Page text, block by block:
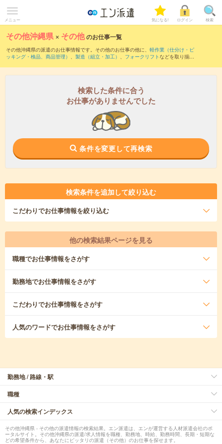
メニュー 気になる! ログイン 検索
その他沖縄県 × その他のお仕事一覧
その他沖縄県の派遣のお仕事情報です。その他のお仕事の他に、 軽作業（仕分け・ピ
ッキング・検品、商品管理） 、 製造（組立・加工） 、 フォークリフトなどを取り揃え
検索した条件に合う
お仕事がありませんでした
条件を変更して再検索
検索条件を追加して絞り込む
こだわりでお仕事情報を絞り込む
他の検索結果ページを見る
職種でお仕事情報をさがす
勤務地でお仕事情報をさがす
こだわりでお仕事情報をさがす
人気のワードでお仕事情報をさがす
勤務地 / 路線・駅
職種
人気の検索インデックス
その他沖縄県 - その他の派遣情報の検索結果。エン派遣は、エンが運営する人材派遣会社のポ
ータルサイト。その他沖縄県の派遣/求人情報を職種、勤務地、時給、勤務時間、長期・短期な
どの希望条件から、あなたにピッタリの派遣（その他）のお仕事を探せます。